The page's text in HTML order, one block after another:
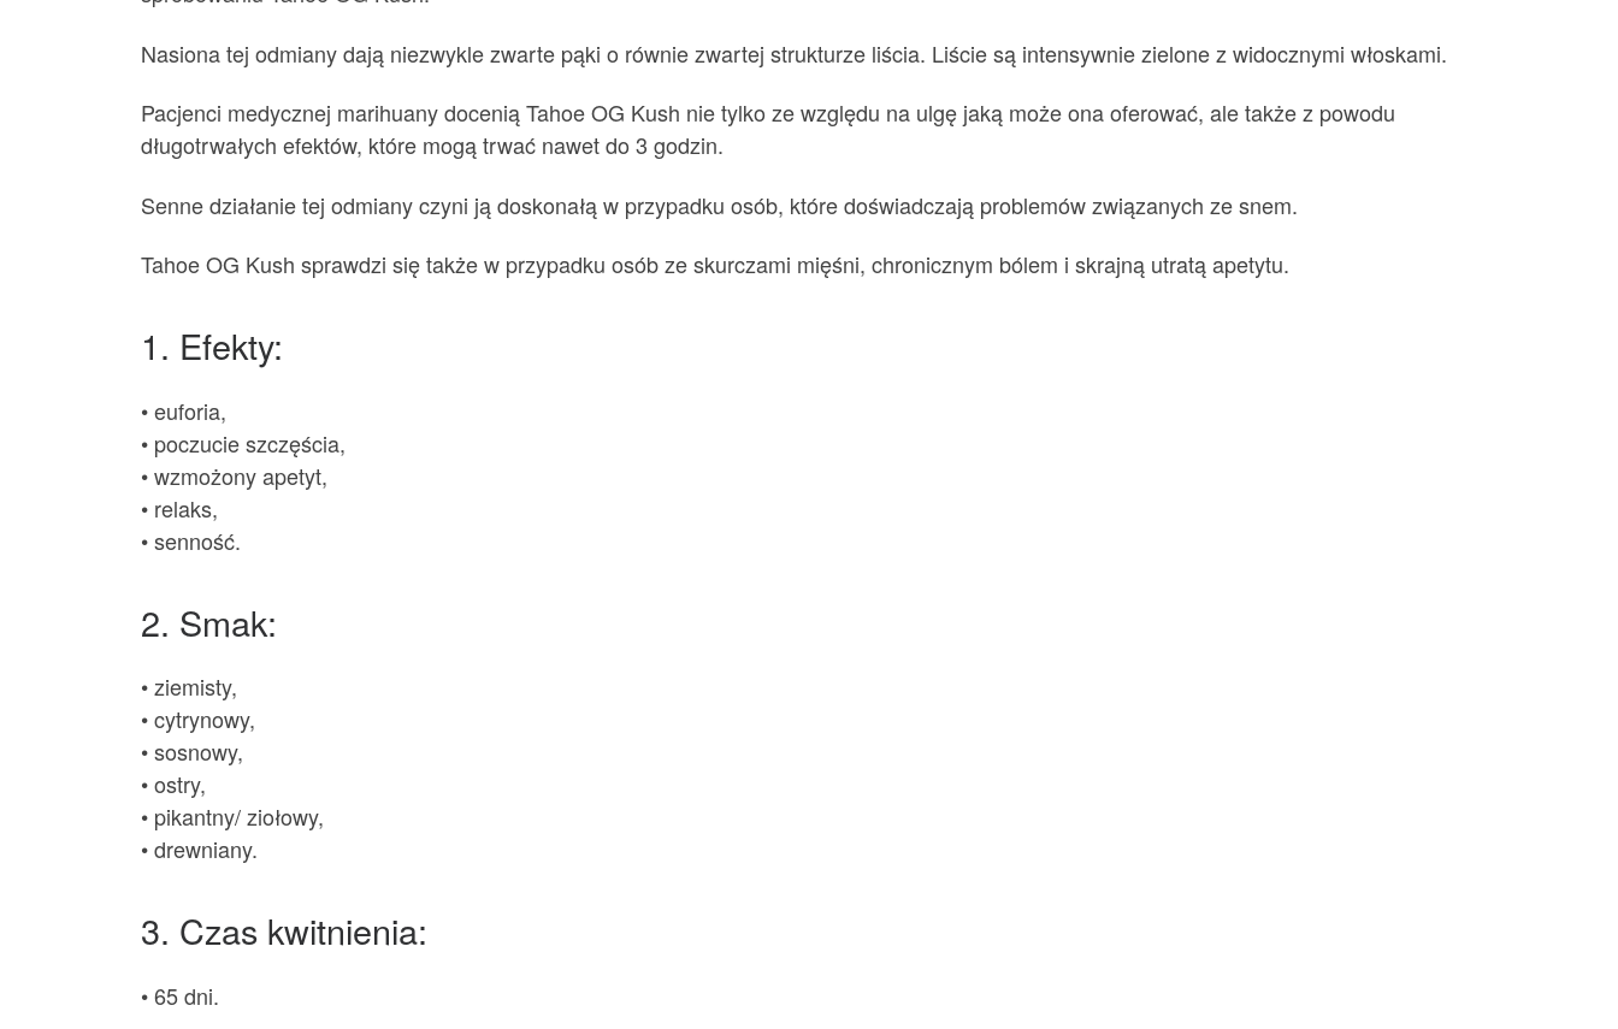
Nasiona tej odmiany dają niezwykle zwarte pąki o równie zwartej strukturze liścia. Liście są intensywnie zielone z widocznymi włoskami.
Pacjenci medycznej marihuany docenią Tahoe OG Kush nie tylko ze względu na ulgę jaką może ona oferować, ale także z powodu
długotrwałych efektów, które mogą trwać nawet do 3 godzin.
Senne działanie tej odmiany czyni ją doskonałą w przypadku osób, które doświadczają problemów związanych ze snem.
Tahoe OG Kush sprawdzi się także w przypadku osób ze skurczami mięśni, chronicznym bólem i skrajną utratą apetytu.
1. Efekty:
• euforia,
• poczucie szczęścia,
• wzmożony apetyt,
• relaks,
• senność.
2. Smak:
• ziemisty,
• cytrynowy,
• sosnowy,
• ostry,
• pikantny/ ziołowy,
• drewniany.
3. Czas kwitnienia:
• 65 dni.